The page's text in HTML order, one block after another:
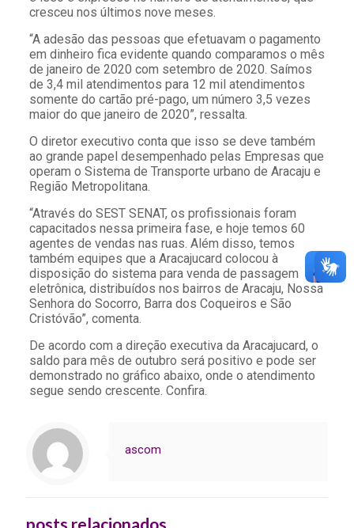
cresceu nos últimos nove meses.
“A adesão das pessoas que efetuavam o pagamento
em dinheiro fica evidente quando comparamos o mês
de janeiro de 2020 com setembro de 2020. Saímos
de 3,4 mil atendimentos para 12 mil atendimentos
somente do cartão pré-pago, um número 3,5 vezes
maior do que janeiro de 2020”, ressalta.
O diretor executivo conta que isso se deve também
ao grande papel desempenhado pelas Empresas que
operam o Sistema de Transporte urbano de Aracaju e
Região Metropolitana.
“Através do SEST SENAT, os profissionais foram
capacitados nessa primeira fase, e hoje temos 60
agentes de vendas nas ruas. Além disso, temos
também equipes que a Aracajucard colocou à
disposição do sistema para venda de passagem
eletrônica, distribuídos nos bairros de Aracaju, Nossa
Senhora do Socorro, Barra dos Coqueiros e São
Cristóvão”, comenta.
De acordo com a direção executiva da Aracajucard, o
saldo para mês de outubro será positivo e pode ser
demonstrado no gráfico abaixo, onde o atendimento
segue sendo crescente. Confira.
ascom
posts relacionados